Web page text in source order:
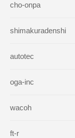
cho-onpa
shimakuradenshi
autotec
oga-inc
wacoh
ft-r